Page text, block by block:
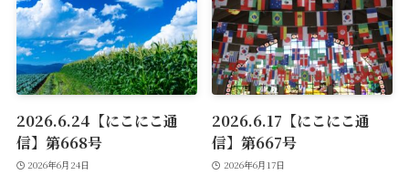
2026.6.24【にこにこ通
信】第668号
2026年6月24日
2026.6.17【にこにこ通
信】第667号
2026年6月17日